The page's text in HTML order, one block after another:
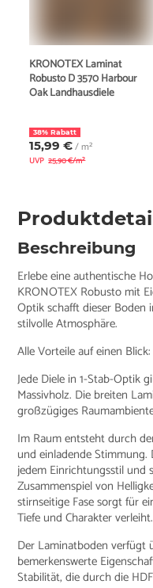
KRONOTEX Laminat
Robusto D 3570 Harbour
Oak Landhausdiele
38% Rabatt
15,99 €/ m²
UVP 25,90 €/m²
Beschreibung
Erlebe eine authentische
KRONOTEX Robusto mit
Optik schafft dieser Boden
stilvolle Atmosphäre.
Alle Vorteile auf einen Blick:
Jede Diele in 1-Stab-Optik
Massivholz. Die breiten
großzügiges
Im Raum entsteht durch
und einladende
jedem Einrichtungsstil und
Zusammenspiel von
stirnseitige Fase sorgt für
Tiefe und Charakter verleiht.
Der Laminatboden verfügt
bemerkenswerte
Stabilität, die durch die